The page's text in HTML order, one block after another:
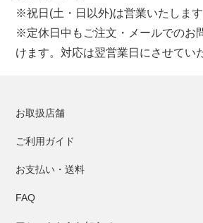
※祝日(土・日以外)は営業いたします
※定休日中もご注文・メールでのお
けます。対応は翌営業日にさせてい
お取扱店舗
ご利用ガイド
お支払い・送料
FAQ